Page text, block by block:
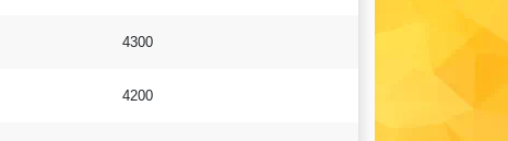
4300
4200